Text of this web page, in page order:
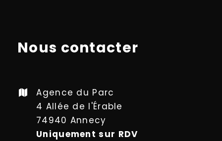
Nous contacter
Agence du Parc
4 Allée de l'Érable
74940 Annecy
Uniquement sur RDV